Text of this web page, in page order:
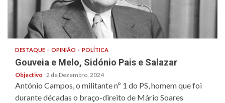
DESTAQUE OPINIÃO POLÍTICA
Gouveia e Melo, Sidónio Pais e Salazar
Objectivo 2 de Dezembro, 2024
António Campos, o militante nº 1 do PS, homem que foi
durante décadas o braço-direito de Mário Soares